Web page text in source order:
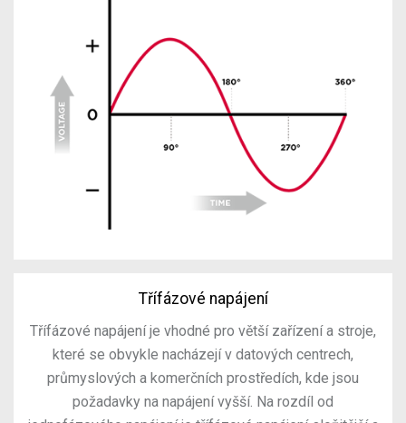
Třífázové napájení
Třífázové napájení je vhodné pro větší zařízení a stroje,
které se obvykle nacházejí v datových centrech,
průmyslových a komerčních prostředích, kde jsou
požadavky na napájení vyšší. Na rozdíl od